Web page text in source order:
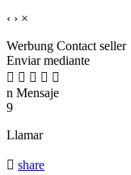
‹ › ×
Werbung Contact seller
Enviar mediante
    
n Mensaje
9
Llamar
 share